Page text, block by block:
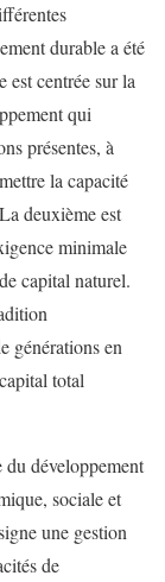
durable a été
centrée sur la
qui
présentes, à
la capacité
deuxième est
minimale
capital naturel.
générations en
total
développement
sociale et
une gestion
de